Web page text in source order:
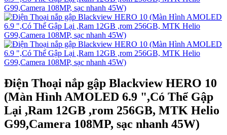
Điện Thoại nắp gập Blackview HERO 10
(Màn Hình AMOLED 6.9 ",Có Thể Gập
Lại ,Ram 12GB ,rom 256GB, MTK Helio
G99,Camera 108MP, sạc nhanh 45W)